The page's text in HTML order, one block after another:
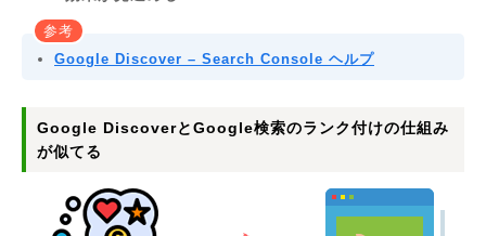
参考
Google Discover – Search Console ヘルプ
Google DiscoverとGoogle検索のランク付けの仕組み
が似てる